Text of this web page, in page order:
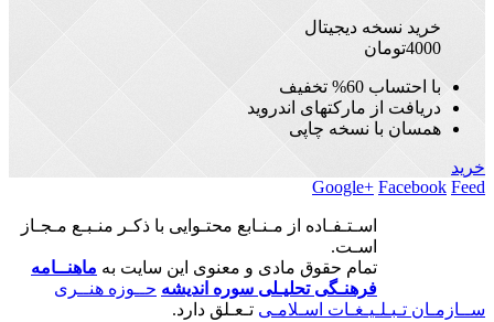
خرید نسخه دیجیتال
4000تومان
با احتساب 60% تخفیف
دریافت از مارکتهای اندروید
همسان با نسخه چاپی
خرید
Google+ Facebook Feed
اسـتـفـاده از مـنـابع محتـوایی با ذکـر منـبـع مـجـاز
اسـت.
تمام حقوق مادی و معنوی این سایت به ماهنــامه
فرهنـگی تحلیـلی سوره اندیشه حــوزه هنــری
ســازمـان تـبـلـیـغـات اسـلامـی تـعـلق دارد.